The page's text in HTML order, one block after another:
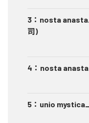
3 ： nosta
司)
4 ： nosta
5 ： unio